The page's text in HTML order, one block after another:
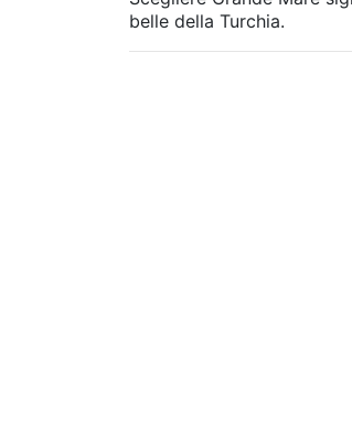
belle della Turchia.